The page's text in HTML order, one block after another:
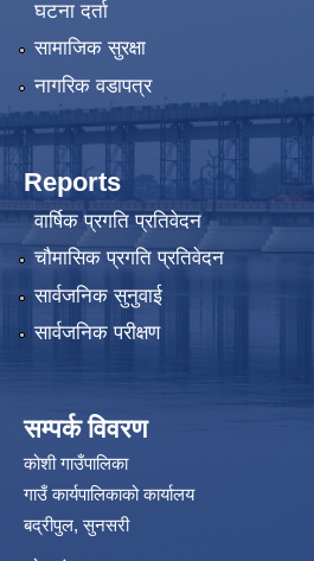
घटना दर्ता
सामाजिक सुरक्षा
नागरिक वडापत्र
Reports
वार्षिक प्रगति प्रतिवेदन
चौमासिक प्रगति प्रतिवेदन
सार्वजनिक सुनुवाई
सार्वजनिक परीक्षण
सम्पर्क विवरण
कोशी गाउँपालिका
गाउँ कार्यपालिकाको कार्यालय
बद्रीपुल, सुनसरी